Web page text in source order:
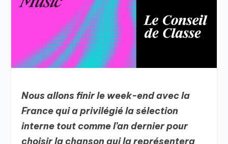
Nous allons finir le week-end avec la
France qui a privilégié la sélection
interne tout comme l’an dernier pour
choisir la chanson qui la représentera